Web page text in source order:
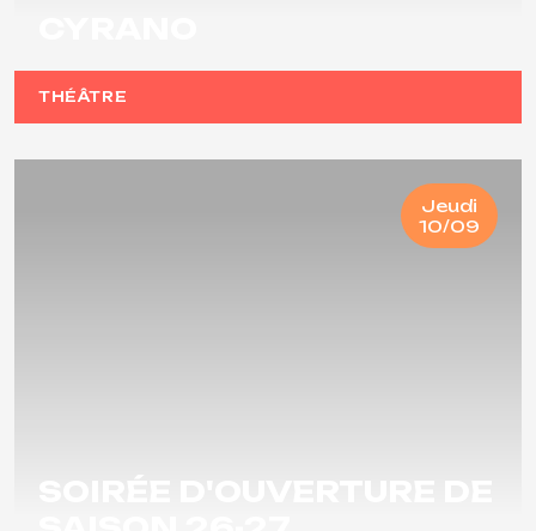
THÉÂTRE
Jeudi
10/09